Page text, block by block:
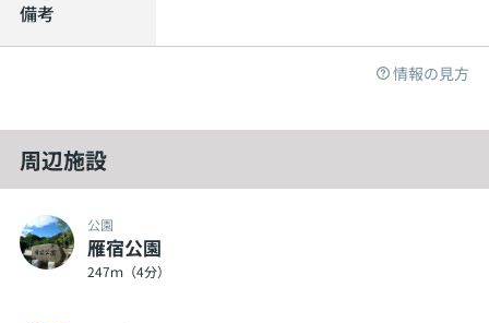
備考
情報の見方
周辺施設
公園
雁宿公園
247ｍ（4分）